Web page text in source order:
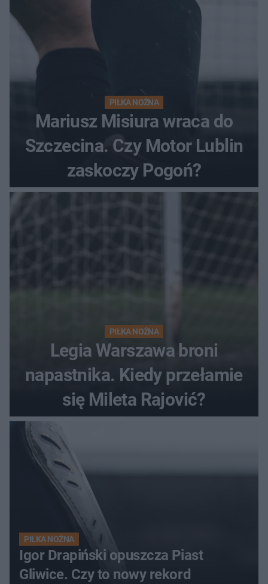
PIŁKA NOŻNA
Mariusz Misiura wraca do
Szczecina. Czy Motor Lublin
zaskoczy Pogoń?
PIŁKA NOŻNA
Legia Warszawa broni
napastnika. Kiedy przełamie
się Mileta Rajović?
PIŁKA NOŻNA
Igor Drapiński opuszcza Piast
Gliwice. Czy to nowy rekord